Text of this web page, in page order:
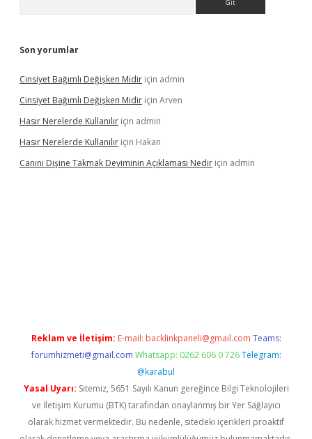
Son yorumlar
Cinsiyet Bağımlı Değişken Midir için admin
Cinsiyet Bağımlı Değişken Midir için Arven
Hasır Nerelerde Kullanılır için admin
Hasır Nerelerde Kullanılır için Hakan
Canını Dişine Takmak Deyiminin Açıklaması Nedir için admin
Reklam ve İletişim: E-mail: backlinkpaneli@gmail.com Teams:
forumhizmeti@gmail.com Whatsapp: 0262 606 0 726 Telegram:
@karabul
Yasal Uyarı: Sitemiz, 5651 Sayılı Kanun gereğince Bilgi Teknolojileri
ve İletişim Kurumu (BTK) tarafından onaylanmış bir Yer Sağlayıcı
olarak hizmet vermektedir. Bu nedenle, sitedeki içerikleri proaktif